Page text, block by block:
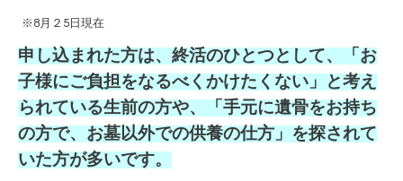
※8月２5日現在
申し込まれた方は、終活のひとつとして、「お
子様にご負担をなるべくかけたくない」と考え
られている生前の方や、「手元に遺骨をお持ち
の方で、お墓以外での供養の仕方」を探されて
いた方が多いです。